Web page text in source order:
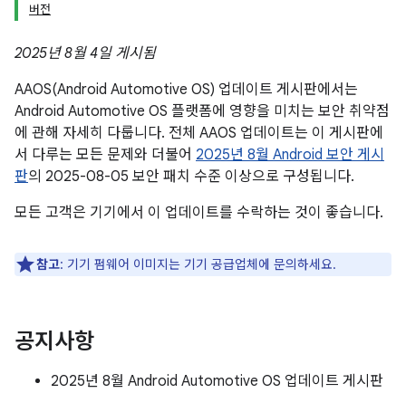
버전
2025년 8월 4일 게시됨
AAOS(Android Automotive OS) 업데이트 게시판에서는
Android Automotive OS 플랫폼에 영향을 미치는 보안 취약점
에 관해 자세히 다룹니다. 전체 AAOS 업데이트는 이 게시판에
서 다루는 모든 문제와 더불어 2025년 8월 Android 보안 게시
판의 2025-08-05 보안 패치 수준 이상으로 구성됩니다.
모든 고객은 기기에서 이 업데이트를 수락하는 것이 좋습니다.
참고: 기기 펌웨어 이미지는 기기 공급업체에 문의하세요.
공지사항
2025년 8월 Android Automotive OS 업데이트 게시판